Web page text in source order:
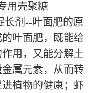
用壳聚糖
剂--叶面肥的原
叶面肥，既能给
用，又能分解土
属元素，从而转
植物的健康；虾